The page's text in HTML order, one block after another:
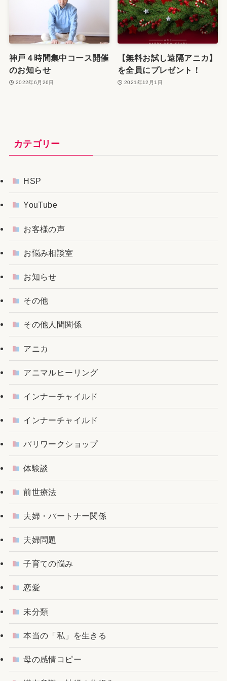
神戸４時間集中コース開催
のお知らせ
2022年6月26日
【無料お試し遠隔アニカ】
を全員にプレゼント！
2021年12月1日
カテゴリー
HSP
YouTube
お客様の声
お悩み相談室
お知らせ
その他
その他人間関係
アニカ
アニマルヒーリング
インナーチャイルド
インナーチャイルド
パリワークショップ
体験談
前世療法
夫婦・パートナー関係
夫婦問題
子育ての悩み
恋愛
未分類
本当の「私」を生きる
母の感情コピー